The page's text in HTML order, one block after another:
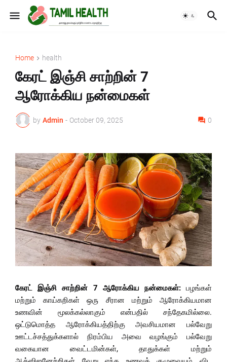
Home health
கேரட் இஞ்சி சாற்றின் 7
ஆரோக்கிய நன்மைகள்
by Admin - October 09, 2025 0
கேரட் இஞ்சி சாற்றின் 7 ஆரோக்கிய நன்மைகள்: பழங்கள்
மற்றும் காய்கறிகள் ஒரு சீரான மற்றும் ஆரோக்கியமான
உணவின் மூலக்கல்லாகும் என்பதில் சந்தேகமில்லை.
ஒட்டுமொத்த ஆரோக்கியத்திற்கு அவசியமான பல்வேறு
ஊட்டச்சத்துக்களால் நிரம்பிய அவை வழங்கும் பல்வேறு
வகையான வைட்டமின்கள், தாதுக்கள் மற்றும்